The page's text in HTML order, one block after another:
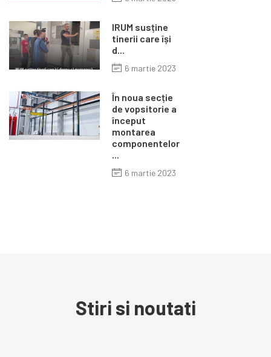
IRUM susține
tinerii care își
d...
6 martie 2023
În noua secție
de vopsitorie a
început
montarea
componentelor
6 martie 2023
Stiri si noutati